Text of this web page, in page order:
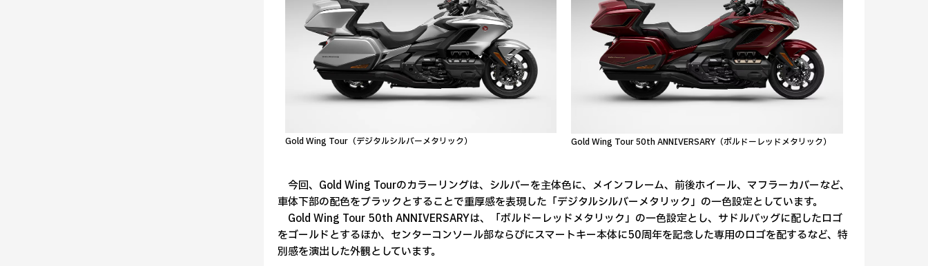
Gold Wing Tour（デジタルシルバーメタリック） Gold Wing Tour 50th ANNIVERSARY（ボルドーレッドメタリック）
今回、Gold Wing Tourのカラーリングは、シルバーを主体色に、メインフレーム、前後ホイール、マフラーカバーなど、
車体下部の配色をブラックとすることで重厚感を表現した「デジタルシルバーメタリック」の一色設定としています。
Gold Wing Tour 50th ANNIVERSARYは、「ボルドーレッドメタリック」の一色設定とし、サドルバッグに配したロゴ
をゴールドとするほか、センターコンソール部ならびにスマートキー本体に50周年を記念した専用のロゴを配するなど、特
別感を演出した外観としています。